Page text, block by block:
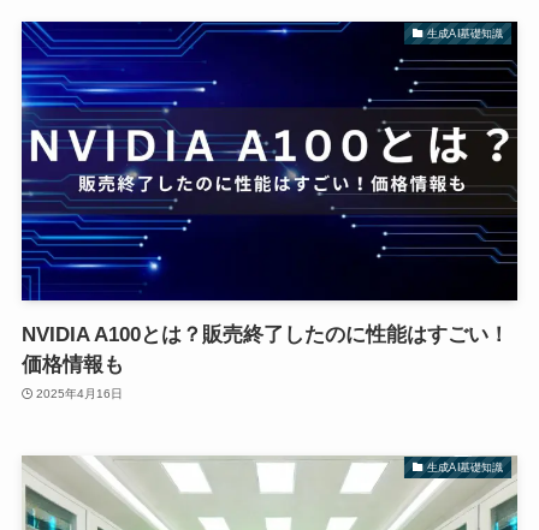
生成AI基礎知識
NVIDIA A100とは？販売終了したのに性能はすごい！
価格情報も
2025年4月16日
生成AI基礎知識